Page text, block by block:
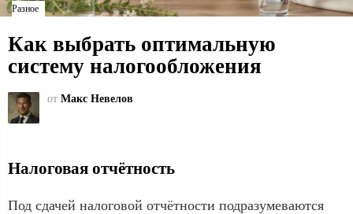
Разное
Как выбрать оптимальную
систему налогообложения
от Макс Невелов
Налоговая отчётность
Под сдачей налоговой отчётности подразумеваются